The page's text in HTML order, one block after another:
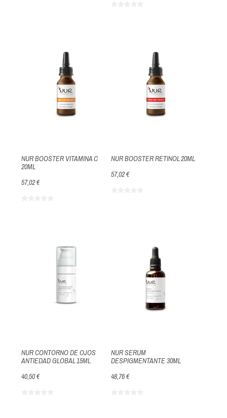
NUR BOOSTER VITAMINA C
20ML
57,02 €
NUR BOOSTER RETINOL 20ML
57,02 €
NUR CONTORNO DE OJOS
ANTIEDAD GLOBAL 15ML
40,50 €
NUR SERUM
DESPIGMENTANTE 30ML
48,76 €